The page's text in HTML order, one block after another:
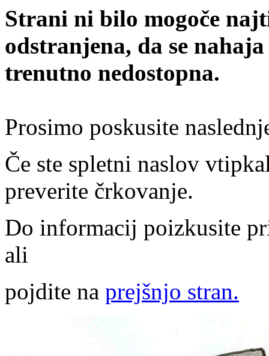
Strani ni bilo mogoče
odstranjena, da se
trenutno nedostopna.
Prosimo poskusite
Če ste spletni naslov
preverite črkovanje.
Do informacij poizkusite
ali
pojdite na prejšnjo stran.